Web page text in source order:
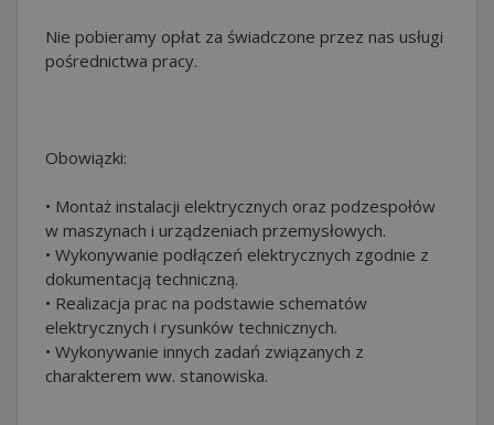
Nie pobieramy opłat za świadczone przez nas usługi
pośrednictwa pracy.
Obowiązki:
• Montaż instalacji elektrycznych oraz podzespołów
w maszynach i urządzeniach przemysłowych.
• Wykonywanie podłączeń elektrycznych zgodnie z
dokumentacją techniczną.
• Realizacja prac na podstawie schematów
elektrycznych i rysunków technicznych.
• Wykonywanie innych zadań związanych z
charakterem ww. stanowiska.